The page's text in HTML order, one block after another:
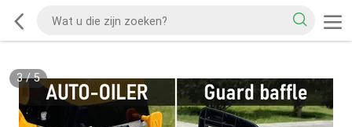
3/5